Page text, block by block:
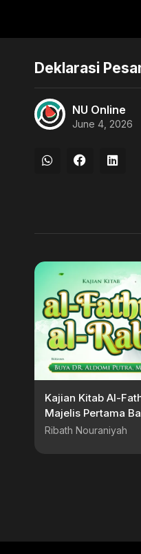
Deklarasi
NU Online
June 4, 2026
Kajian Kitab Al-
Majelis Pertama
Dr. Aldomi Putra, MA
Ribath Nouraniyah